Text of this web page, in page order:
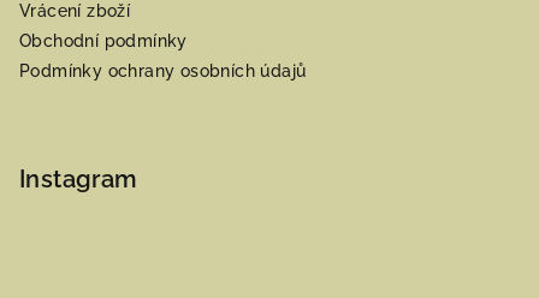
Vrácení zboží
Obchodní podmínky
Podmínky ochrany osobních údajů
Instagram